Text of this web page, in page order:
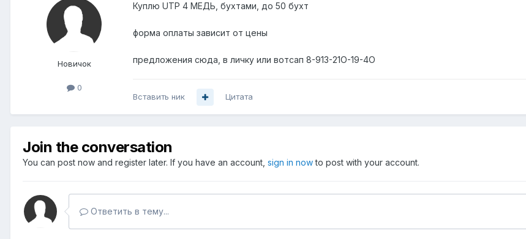
Новичок
0
Куплю UTP 4 МЕДЬ, бухтами, до 50 бухт
форма оплаты зависит от цены
предложения сюда, в личку или вотсап 8-913-21О-19-4O
Вставить ник Цитата
Join the conversation
You can post now and register later. If you have an account, sign in nowto post with your account.
Ответить в тему...